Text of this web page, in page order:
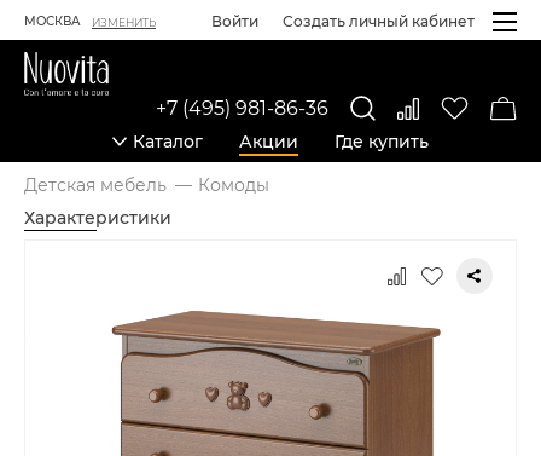
МОСКВА ИЗМЕНИТЬ Войти Создать личный кабинет
Каталог Акции Где купить
+7 (495) 981-86-36
Детская мебель
Комоды
Характеристики